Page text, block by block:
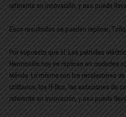
referente en innovación, y eso puede
Esos resultados se pueden replicar,
Por supuesto que sí. Las patrullas
Hermosillo hoy se replican en ciudades
Mérida. Lo mismo con los recolectores
utilitarios, los H-Bus, las estaciones de
referente en innovación, y eso puede